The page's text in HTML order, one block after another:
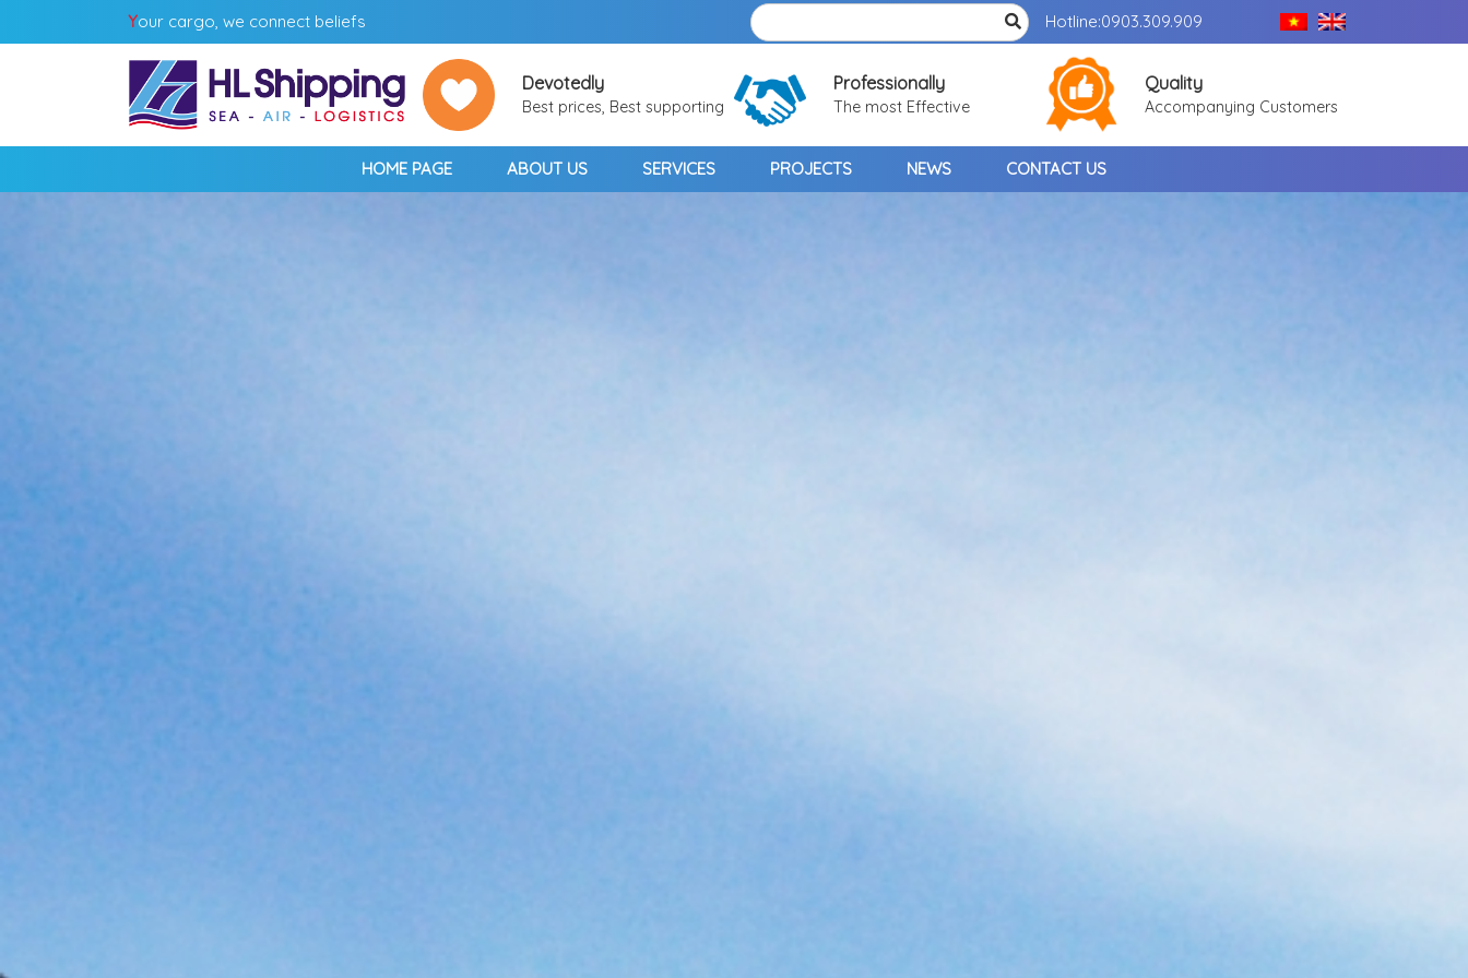
Your cargo, we connect beliefs Hotline:0903.309.909
Devotedly
Best prices, Best supporting
Professionally
The most Effective
Quality
Accompanying Customers
HOME PAGE ABOUT US SERVICES PROJECTS NEWS CONTACT US